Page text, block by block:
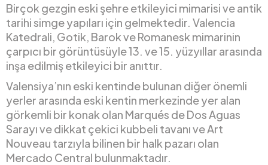
Birçok gezgin eski şehre etkileyici mimarisi ve antik
tarihi simge yapıları için gelmektedir. Valencia
Katedrali, Gotik, Barok ve Romanesk mimarinin
çarpıcı bir görüntüsüyle 13. ve 15. yüzyıllar arasında
inşa edilmiş etkileyici bir anıttır.
Valensiya’nın eski kentinde bulunan diğer önemli
yerler arasında eski kentin merkezinde yer alan
görkemli bir konak olan Marqués de Dos Aguas
Sarayı ve dikkat çekici kubbeli tavanı ve Art
Nouveau tarzıyla bilinen bir halk pazarı olan
Mercado Central bulunmaktadır.